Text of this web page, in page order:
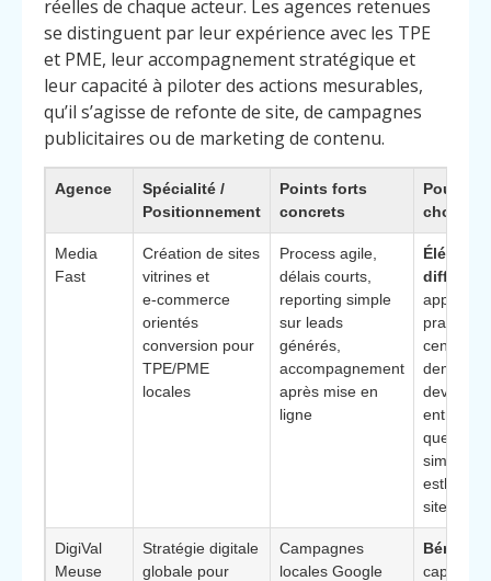
réelles de chaque acteur. Les agences retenues
se distinguent par leur expérience avec les TPE
et PME, leur accompagnement stratégique et
leur capacité à piloter des actions mesurables,
qu’il s’agisse de refonte de site, de campagnes
publicitaires ou de marketing de contenu.
Agence
Spécialité /
Positionnement
Points forts
concrets
choisir
Media
Fast
Création de sites
vitrines et
e‑commerce
orientés
conversion pour
TPE/PME
locales
Process agile,
délais courts,
reporting simple
sur leads
générés,
accompagnement
après mise en
ligne
Élément
centrée
devis et
entrants
que sur la
simple
site
DigiVal
Meuse
Stratégie digitale
globale pour
Campagnes
locales Google
capacité